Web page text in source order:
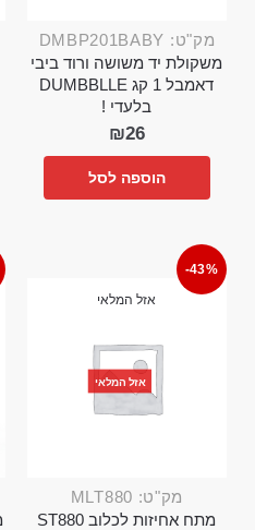
מק"ט: DMBP201BABY
משקולת יד משושה ורוד ביבי
דאמבל 1 קג DUMBBLLE
בלעדי !
₪26
הוספה לסל
-43%
אזל המלאי
אזל המלאי
מק"ט: MLT880
מתח אחיזות לכלוב ST880